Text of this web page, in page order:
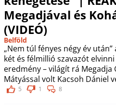
Megadjával és
(VIDEÓ)
Belföld
„Nem túl fényes négy év
két és félmillió szavazót
eredmény – világít rá Megadja
Mátyással volt Kacsoh Dániel
5 1 8